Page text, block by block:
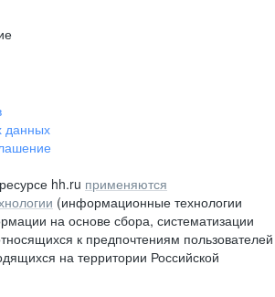
данных
hh.ru применяются
(информационные технологии
на основе сбора, систематизации
к предпочтениям пользователей
на территории Российской